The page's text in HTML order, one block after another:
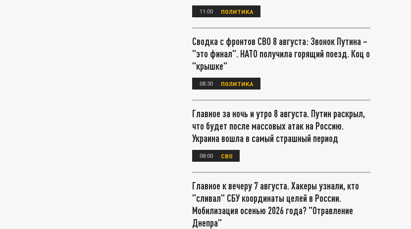
11:00 ПОЛИТИКА
Сводка с фронтов СВО 8 августа: Звонок Путина –
"это финал". НАТО получила горящий поезд. Коц о
"крышке"
08:30 ПОЛИТИКА
Главное за ночь и утро 8 августа. Путин раскрыл,
что будет после массовых атак на Россию.
Украина вошла в самый страшный период
08:00 СВО
Главное к вечеру 7 августа. Хакеры узнали, кто
"сливал" СБУ координаты целей в России.
Мобилизация осенью 2026 года? "Отравление
Днепра"